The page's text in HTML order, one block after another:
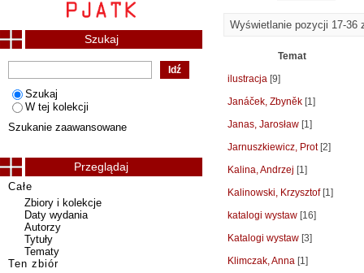
Wyświetlanie pozycji 17-36
Temat
ilustracja [9]
Janáček, Zbyněk [1]
Janas, Jarosław [1]
Jarnuszkiewicz, Prot[2]
Kalina, Andrzej [1]
Kalinowski, Krzysztof[1]
katalogi wystaw [16]
Katalogi wystaw [3]
Klimczak, Anna [1]
Szukaj
Szukaj
W tej kolekcji
Szukanie zaawansowane
Przeglądaj
Całe
Zbiory i kolekcje
Daty wydania
Autorzy
Tytuły
Tematy
Ten zbiór